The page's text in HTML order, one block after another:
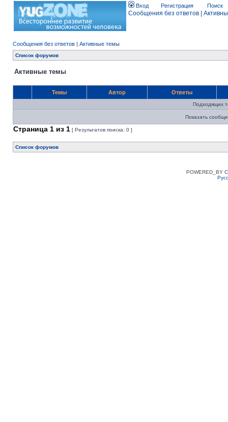
Вход Регистрация Поиск
Сообщения без ответов
Сообщения без ответов | Активные темы
Список форумов
Активные темы
Темы Автор Ответы
Подходящих
Показать
Страница 1 из 1 [ Результатов поиска: 0 ]
Список форумов
POWERED_BY